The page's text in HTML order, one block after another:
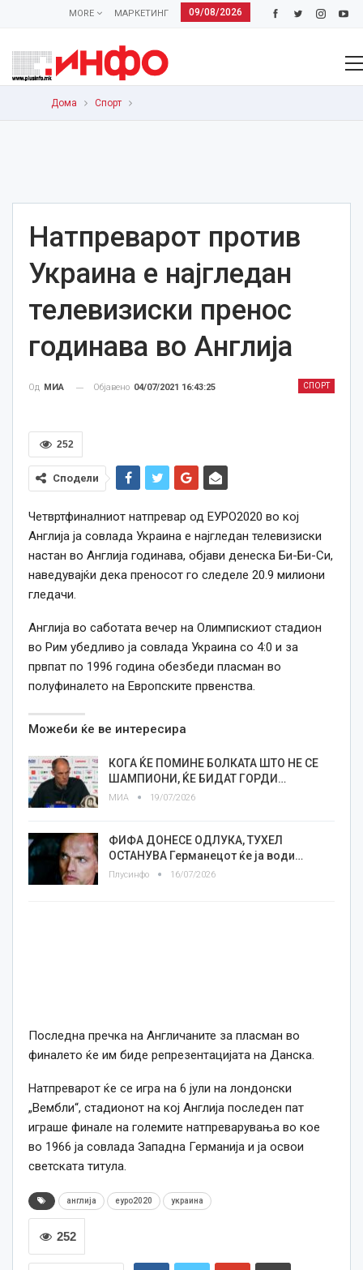
09/08/2026
МАРКЕТИНГ
MORE
Дома Спорт
Натпреварот против
Украина е најгледан
телевизиски пренос
годинава во Англија
СПОРТ
Од МИА Објавено 04/07/2021 16:43:25
252
Сподели
Четвртфиналниот натпревар од ЕУРО2020 во кој
Англија ја совлада Украина е најгледан телевизиски
настан во Англија годинава, објави денеска Би-Би-Си,
наведувајќи дека преносот го следеле 20.9 милиони
гледачи.
Англија во саботата вечер на Олимпискиот стадион
во Рим убедливо ја совлада Украина со 4:0 и за
првпат по 1996 година обезбеди пласман во
полуфиналето на Европските првенства.
Можеби ќе ве интересира
КОГА ЌЕ ПОМИНЕ БОЛКАТА ШТО НЕ СЕ
ШАМПИОНИ, ЌЕ БИДАТ ГОРДИ…
МИА 19/07/2026
ФИФА ДОНЕСЕ ОДЛУКА, ТУХЕЛ
ОСТАНУВА Германецот ќе ја води…
Плусинфо 16/07/2026
Последна пречка на Англичаните за пласман во
финалето ќе им биде репрезентацијата на Данска.
Натпреварот ќе се игра на 6 јули на лондонски
„Вембли“, стадионот на кој Англија последен пат
играше финале на големите натпреварувања во кое
во 1966 ја совлада Западна Германија и ја освои
светската титула.
англија еуро2020 украина
252